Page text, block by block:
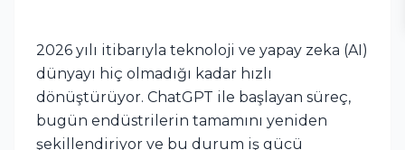
2026 yılı itibarıyla teknoloji ve yapay zeka (AI)
dünyayı hiç olmadığı kadar hızlı
dönüştürüyor. ChatGPT ile başlayan süreç,
bugün endüstrilerin tamamını yeniden
şekillendiriyor ve bu durum iş gücü